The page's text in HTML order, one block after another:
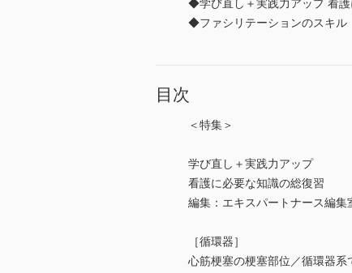
◆学び直し＋実践力アップ 看
◆ファシリテーションのスキル
目次
＜特集＞
学び直し＋実践力アップ
看護に必要な知識の総復習
編集：エキスパートナース編集
［循環器］
心筋梗塞の梗塞部位／循環器系